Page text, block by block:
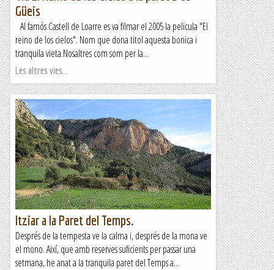
Güeis
Al famós Castell de Loarre es va filmar el 2005 la pelicula "El
reino de los cielos". Nom que dona titol aquesta bonica i
tranquila vieta.Nosaltres com som per la...
Les altres vies...
Itziar a la Paret del Temps.
Després de la tempesta ve la calma i, després de la mona ve
el mono. Així, que amb reserves suficients per passar una
setmana, he anat a la tranquila paret del Temps a...